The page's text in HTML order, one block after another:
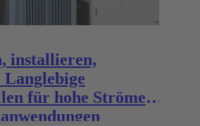
installieren,
Langlebige
für hohe Ströme